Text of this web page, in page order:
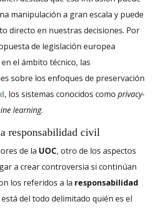
manipulación a gran escala y puede
directo en nuestras decisiones. Por
de legislación europea
el ámbito técnico, las
sobre los enfoques de preservación
, los sistemas conocidos como privacy-
learning.
responsabilidad civil
de la UOC, otro de los aspectos
a crear controversia si continúan
los referidos a la responsabilidad
del todo delimitado quién es el